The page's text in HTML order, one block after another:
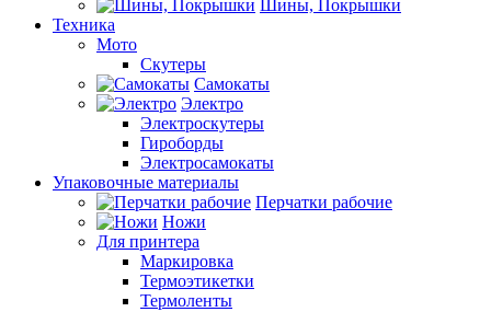
Шины, Покрышки
Техника
Мото
Скутеры
Самокаты
Электро
Электроскутеры
Гироборды
Электросамокаты
Упаковочные материалы
Перчатки рабочие
Ножи
Для принтера
Маркировка
Термоэтикетки
Термоленты